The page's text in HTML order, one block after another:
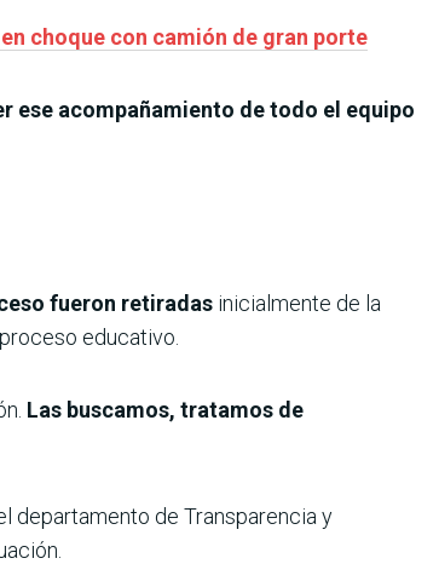
choque con camión de gran porte
ese acompañamiento de todo el equipo
fueron retiradas inicialmente de la
educativo.
Las buscamos, tratamos de
departamento de Transparencia y